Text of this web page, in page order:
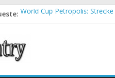
World Cup Petropolis:
Halbzeit beim Andalucia Bike
Chelva: Schweizer